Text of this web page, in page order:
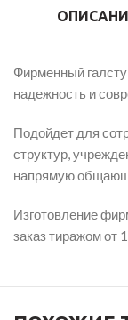
Фирменный
надежность и
Подойдет для
структур,
напрямую
Изготовление
заказ тиражом от